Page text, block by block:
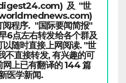
及 "世
阅程序. "国际要闻简报"
6点左右转发给各个群及
随时直接上网阅读. "世
不直接转发, 有兴趣的可
网上已有翻译的 144 篇
医学新闻.